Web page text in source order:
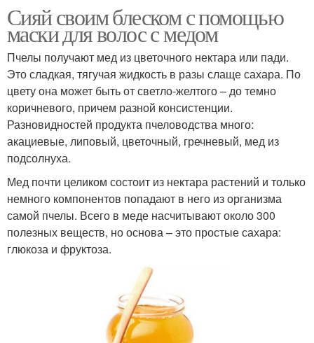
Сияй своим блеском с помощью
маски для волос с медом
Пчелы получают мед из цветочного нектара или пади.
Это сладкая, тягучая жидкость в разы слаще сахара. По
цвету она может быть от светло-желтого – до темно
коричневого, причем разной консистенции.
Разновидностей продукта пчеловодства много:
акациевые, липовый, цветочный, гречневый, мед из
подсолнуха.
Мед почти целиком состоит из нектара растений и только
немного компонентов попадают в него из организма
самой пчелы. Всего в меде насчитывают около 300
полезных веществ, но основа – это простые сахара:
глюкоза и фруктоза.